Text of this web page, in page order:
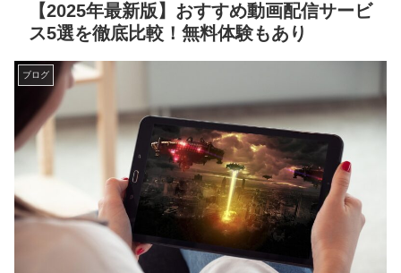
【2025年最新版】おすすめ動画配信サービ
ス5選を徹底比較！無料体験もあり
ブログ